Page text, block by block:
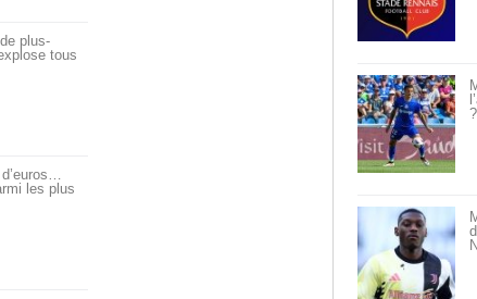
plus-
tous
les plus
?